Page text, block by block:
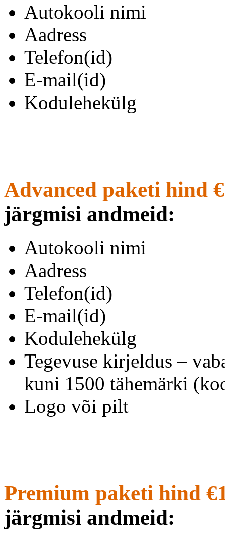
Autokooli nimi
Aadress
Telefon(id)
E-mail(id)
Kodulehekülg
Advanced paketi hind
järgmisi andmeid:
Autokooli nimi
Aadress
Telefon(id)
E-mail(id)
Kodulehekülg
Tegevuse kirjeldus –
kuni 1500 tähemärki
Logo või pilt
Premium paketi hind
järgmisi andmeid: